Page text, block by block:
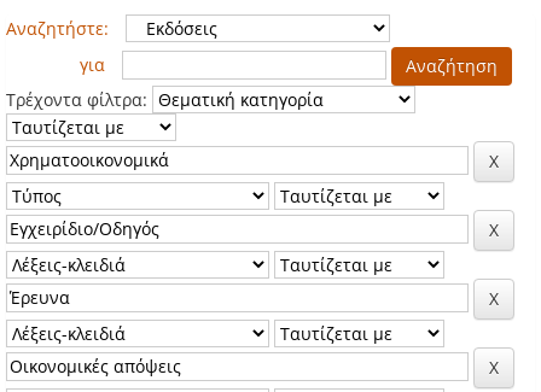
Αναζητήστε:
για
Τρέχοντα φίλτρα: